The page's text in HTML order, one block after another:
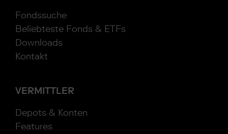
Fondssuche
Beliebteste Fonds & ETFs
Downloads
Kontakt
VERMITTLER
Depots & Konten
Features